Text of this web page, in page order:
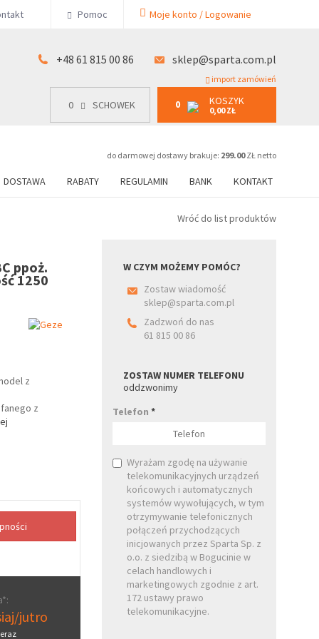
Pomoc Moje konto / Logowanie
+48 61 815 00 86 sklep@sparta.com.pl
import zamówień
0 SCHOWEK 0 KOSZYK
0,00 ZŁ
do darmowej dostawy brakuje: 299.00ZŁ netto
DOSTAWA RABATY REGULAMIN BANK KONTAKT
0 SCHOWEK 0 KOSZYK
0,00 ZŁ
00 86
Wróć do list produktów
ppoż.
1250
z
z
jutro
W CZYM MOŻEMY POMÓC?
Zostaw wiadomość
sklep@sparta.com.pl
Zadzwoń do nas
61 815 00 86
ZOSTAW NUMER TELEFONU
oddzwonimy
Telefon*
Wyrażam zgodę na używanie
telekomunikacyjnych urządzeń
końcowych i automatycznych
systemów wywołujących, w tym
otrzymywanie telefonicznych
połączeń przychodzących
inicjowanych przez Sparta Sp. z
o.o. z siedzibą w Bogucinie w
celach handlowych i
marketingowych zgodnie z art.
172 ustawy prawo
telekomunikacyjne.